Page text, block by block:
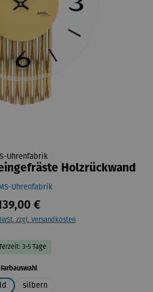
Uhrenfabrik
Holzrückwand
€
zzgl. Versandkosten
3-5 Tage
Farbauswahlauswählen
silbern